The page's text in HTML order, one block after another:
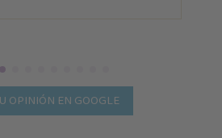
OPINIÓN EN GOOGLE